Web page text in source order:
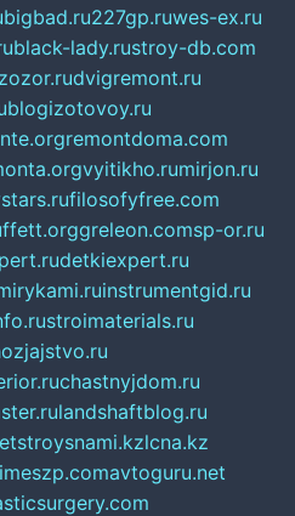
bigbad.ru227gp.ruwes-ex.ru
black-lady.rustroy-db.com
zozor.rudvigremont.ru
blogizotovoy.ru
remontdoma.com
vyitikho.rumirjon.ru
filosofyfree.com
greleon.comsp-or.ru
detkiexpert.ru
instrumentgid.ru
stroimaterials.ru
chastnyjdom.ru
landshaftblog.ru
stroysnami.kzlcna.kz
avtoguru.net